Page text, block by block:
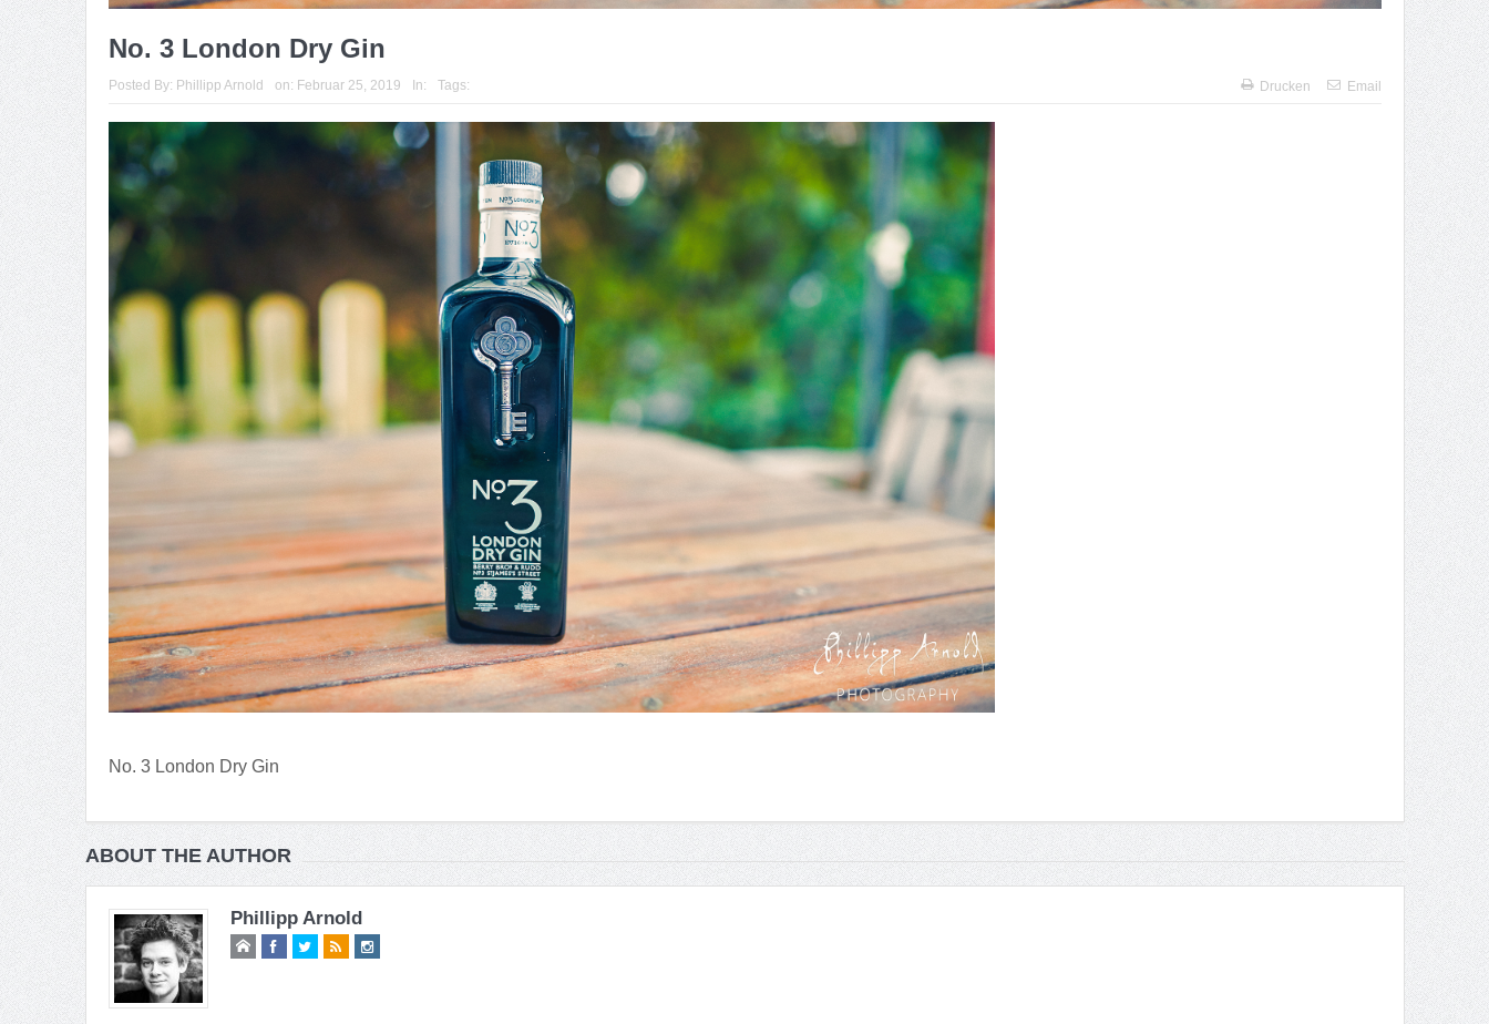
No. 3 London Dry Gin
Posted By: Phillipp Arnold on: Februar 25, 2019 In: Tags: Drucken Email
No. 3 London Dry Gin
ABOUT THE AUTHOR
Phillipp Arnold